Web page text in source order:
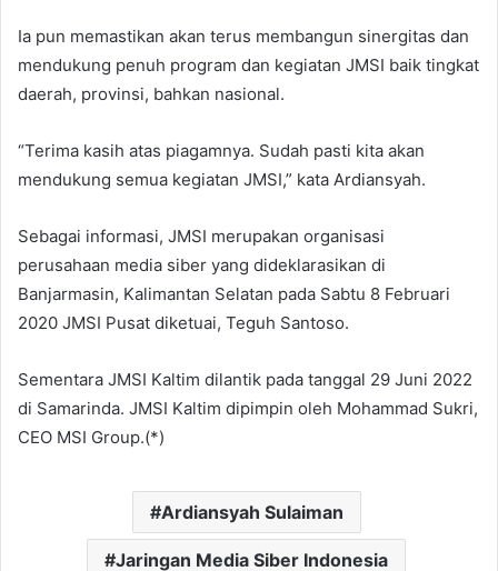
Ia pun memastikan akan terus membangun sinergitas dan
mendukung penuh program dan kegiatan JMSI baik tingkat
daerah, provinsi, bahkan nasional.
“Terima kasih atas piagamnya. Sudah pasti kita akan
mendukung semua kegiatan JMSI,” kata Ardiansyah.
Sebagai informasi, JMSI merupakan organisasi
perusahaan media siber yang dideklarasikan di
Banjarmasin, Kalimantan Selatan pada Sabtu 8 Februari
2020 JMSI Pusat diketuai, Teguh Santoso.
Sementara JMSI Kaltim dilantik pada tanggal 29 Juni 2022
di Samarinda. JMSI Kaltim dipimpin oleh Mohammad Sukri,
CEO MSI Group.(*)
Ardiansyah Sulaiman
Jaringan Media Siber Indonesia